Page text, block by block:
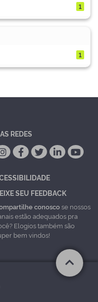
1
1
REDES
SEU FEEDBACK
conoscose nossos
estão adequados pra
Elogios também são
bem vindos!